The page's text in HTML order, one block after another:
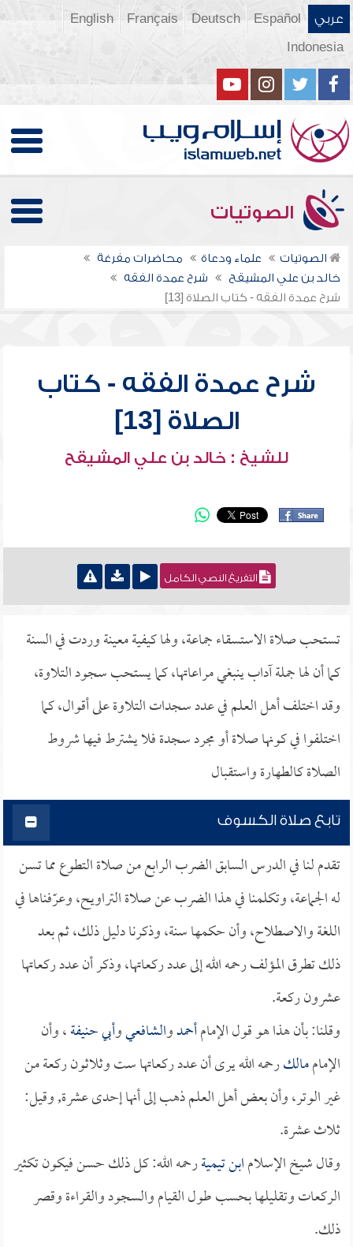
عربي Español
Deutsch
Français
English
Indonesia
الصوتيات
الصوتيات علماء ودعاة
محاضرات مفرغة
خالد بن علي المشيقح
شرح عمدة الفقه
شرح عمدة الفقه - كتاب الصلاة [13]
شرح عمدة الفقه - كتاب
الصلاة [13]
للشيخ : خالد بن علي المشيقح
التفريغ النصي الكامل
تستحب صلاة الاستسقاء جماعة، ولها كيفية معينة وردت في السنة
كما أن لها جملة آداب ينبغي مراعاتها، كما يستحب سجود التلاوة،
وقد اختلف أهل العلم في عدد سجدات التلاوة على أقوال، كما
اختلفوا في كونها صلاة أو مجرد سجدة فلا يشترط فيها شروط
الصلاة كالطهارة واستقبال
تابع صلاة الكسوف
تقدم لنا في الدرس السابق الضرب الرابع من صلاة التطوع مما تسن
له الجماعة، وتكلمنا في هذا الضرب عن صلاة التراويح، وعرّفناها في
اللغة والاصطلاح، وأن حكمها سنة، وذكرنا دليل ذلك، ثم بعد
ذلك تطرق المؤلف رحمه الله إلى عدد ركعاتها، وذكر أن عدد ركعاتها
عشرون ركعة.
وقلنا: بأن هذا هو قول الإمامأحمدوالشافعيوأبي حنيفة، وأن
الإماممالكرحمه الله يرى أن عدد ركعاتها ست وثلاثون ركعة من
غير الوتر، وأن بعض أهل العلم ذهب إلى أنها إحدى عشرة, وقيل:
ثلاث عشرة.
وقال شيخ الإسلامابن تيميةرحمه الله: كل ذلك حسن فيكون تكثير
الركعات وتقليلها بحسب طول القيام والسجود والقراءة وقصر
ذلك.